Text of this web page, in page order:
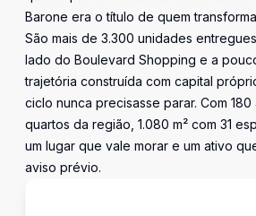
Barone era o título de quem
São mais de 3.300 unidades
lado do Boulevard Shopping e a
trajetória construída com capital
ciclo nunca precisasse parar. Com
quartos da região, 1.080 m² com 31
um lugar que vale morar e um ativo
aviso prévio.